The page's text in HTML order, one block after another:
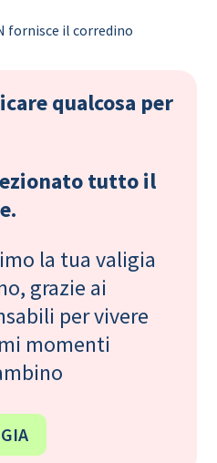
fornisce il corredino
qualcosa per
tutto il
la tua valigia
grazie ai
per vivere
momenti